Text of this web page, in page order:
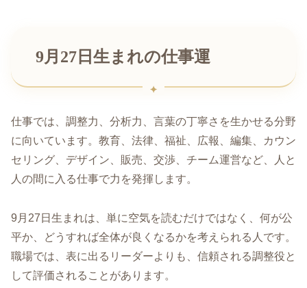
9月27日生まれの仕事運
仕事では、調整力、分析力、言葉の丁寧さを生かせる分野
に向いています。教育、法律、福祉、広報、編集、カウン
セリング、デザイン、販売、交渉、チーム運営など、人と
人の間に入る仕事で力を発揮します。
9月27日生まれは、単に空気を読むだけではなく、何が公
平か、どうすれば全体が良くなるかを考えられる人です。
職場では、表に出るリーダーよりも、信頼される調整役と
して評価されることがあります。